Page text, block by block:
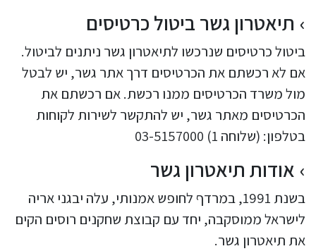
תיאטרון גשר ביטול כרטיסים
ביטול כרטיסים שנרכשו לתיאטרון גשר ניתנים לביטול.
אם לא רכשתם את הכרטיסים דרך אתר גשר, יש לבטל
מול משרד הכרטיסים ממנו רכשת. אם רכשתם את
הכרטיסים מאתר גשר, יש להתקשר לשירות לקוחות
בטלפון: (שלוחה 1) 03-5157000
אודות תיאטרון גשר
בשנת 1991, במרדף לחופש אמנותי, עלה יבגני אריה
לישראל ממוסקבה, יחד עם קבוצת שחקנים רוסים הקים
את תיאטרון גשר.